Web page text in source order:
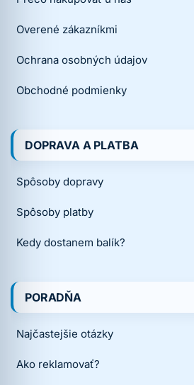
Overené zákazníkmi
Ochrana osobných údajov
Obchodné podmienky
DOPRAVA A PLATBA
Spôsoby dopravy
Spôsoby platby
Kedy dostanem balík?
PORADŇA
Najčastejšie otázky
Ako reklamovať?